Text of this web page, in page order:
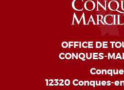
OFFICE DE
CONQUES-
12320 Conques-